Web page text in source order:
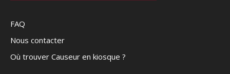
FAQ
Nous contacter
Où trouver Causeur en kiosque ?